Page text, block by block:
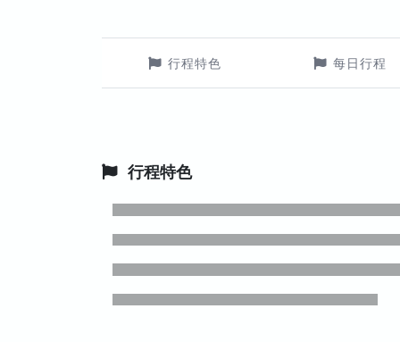
行程特色 每日行程
行程特色